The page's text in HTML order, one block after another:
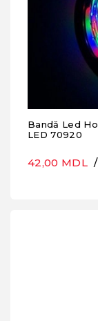
Bandă Led
LED 70920
42,00 MDL